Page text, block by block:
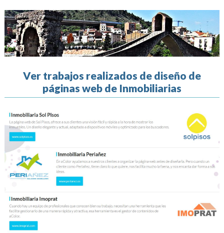
Ver trabajos realizados de diseño de
páginas web de Inmobiliarias